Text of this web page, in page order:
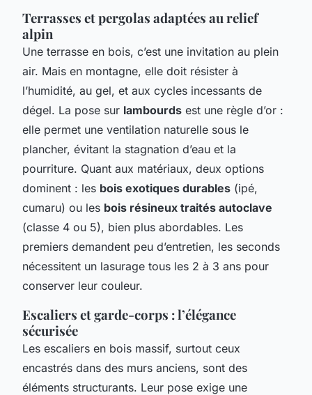
Terrasses et pergolas adaptées au relief
alpin
Une terrasse en bois, c’est une invitation au plein
air. Mais en montagne, elle doit résister à
l’humidité, au gel, et aux cycles incessants de
dégel. La pose sur lambourds est une règle d’or :
elle permet une ventilation naturelle sous le
plancher, évitant la stagnation d’eau et la
pourriture. Quant aux matériaux, deux options
dominent : les bois exotiques durables (ipé,
cumaru) ou les bois résineux traités autoclave
(classe 4 ou 5), bien plus abordables. Les
premiers demandent peu d’entretien, les seconds
nécessitent un lasurage tous les 2 à 3 ans pour
conserver leur couleur.
Escaliers et garde-corps : l’élégance
sécurisée
Les escaliers en bois massif, surtout ceux
encastrés dans des murs anciens, sont des
éléments structurants. Leur pose exige une